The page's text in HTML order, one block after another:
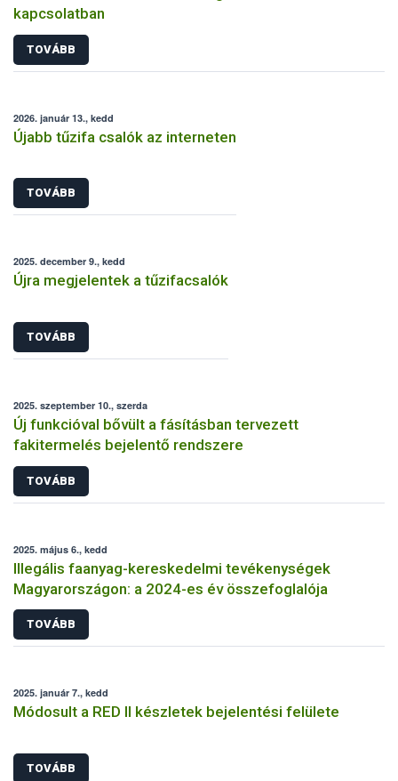
kapcsolatban
TOVÁBB
2026. január 13., kedd
Újabb tűzifa csalók az interneten
TOVÁBB
2025. december 9., kedd
Újra megjelentek a tűzifacsalók
TOVÁBB
2025. szeptember 10., szerda
Új funkcióval bővült a fásításban tervezett
fakitermelés bejelentő rendszere
TOVÁBB
2025. május 6., kedd
Illegális faanyag-kereskedelmi tevékenységek
Magyarországon: a 2024-es év összefoglalója
TOVÁBB
2025. január 7., kedd
Módosult a RED II készletek bejelentési felülete
TOVÁBB